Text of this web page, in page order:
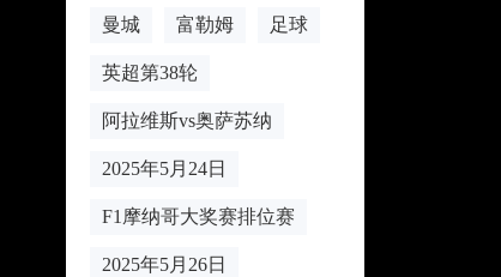
曼城 富勒姆 足球
英超第38轮
阿拉维斯vs奥萨苏纳
2025年5月24日
F1摩纳哥大奖赛排位赛
2025年5月26日